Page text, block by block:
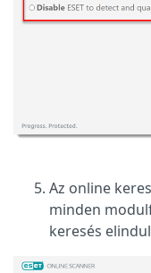
Az online
minden
keresés